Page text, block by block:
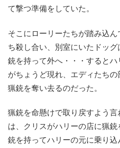
て撃つ準備をしていた。
そこにローリーたちが踏み込
ち殺し合い、別室にいたドッ
銃を持って外へ・・・すると
がちょうど現れ、エディたち
猟銃を奪い去るのだった。
猟銃を命懸けで取り戻すよう
は、クリスがハリーの店に猟銃
銃を持ってハリーの元に乗り